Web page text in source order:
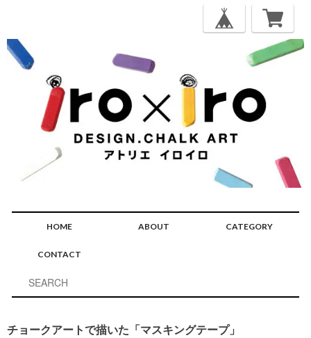
HOME ABOUT CATEGORY
CONTACT
チョークアートで描いた「マスキングテープ」